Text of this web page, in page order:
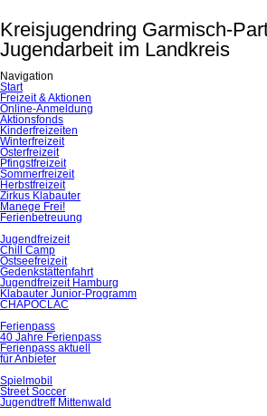
Kreisjugendring Garmisch-
Jugendarbeit im Landkreis
Navigation
Navigation
überspringen
Start
Freizeit & Aktionen
Online-Anmeldung
Aktionsfonds
Kinderfreizeiten
Winterfreizeit
Osterfreizeit
Pfingstfreizeit
Sommerfreizeit
Herbstfreizeit
Zirkus Klabauter
Manege Frei!
Ferienbetreuung
Jugendfreizeit
Chill Camp
Ostseefreizeit
Gedenkstättenfahrt
Jugendfreizeit Hamburg
Klabauter Junior-Programm
CHAPOCLAC
Ferienpass
40 Jahre Ferienpass
Ferienpass aktuell
für Anbieter
Spielmobil
Street Soccer
Jugendtreff Mittenwald